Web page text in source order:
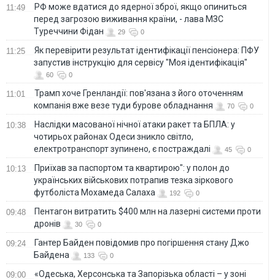
11:49
РФ може вдатися до ядерної зброї, якщо опиниться
перед загрозою виживання країни, - лава МЗС
Туреччини Фідан
29 0
11:25
Як перевірити результат ідентифікації пенсіонера: ПФУ
запустив інструкцію для сервісу "Моя ідентифікація"
60 0
11:01
Трамп хоче Гренландії: пов'язана з його оточенням
компанія вже везе туди бурове обладнання
70 0
10:38
Наслідки масованої нічної атаки ракет та БПЛА: у
чотирьох районах Одеси зникло світло,
електротранспорт зупинено, є постраждалі
45 0
10:13
Приїхав за паспортом та квартирою": у полон до
українських військових потрапив тезка зіркового
футболіста Мохамеда Салаха
192 0
09:48
Пентагон витратить $400 млн на лазерні системи проти
дронів
30 0
09:24
Гантер Байден повідомив про погіршення стану Джо
Байдена
133 0
09:00
«Одеська, Херсонська та Запорізька області – у зоні